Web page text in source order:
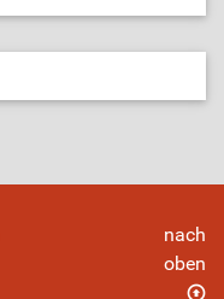
nach
oben